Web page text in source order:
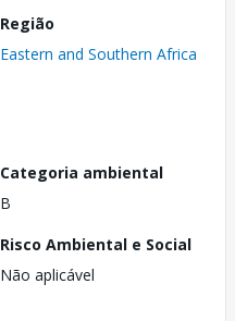
Região
Eastern and Southern Africa
Categoria ambiental
B
Risco Ambiental e Social
Não aplicável